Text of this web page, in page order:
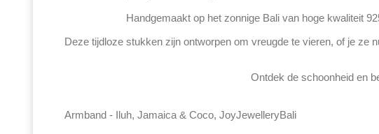
Handgemaakt op het zonnige Bali van hoge kwaliteit
Deze tijdloze stukken zijn ontworpen om vreugde te vieren, of je ze
Ontdek de schoonheid en
Armband - Iluh, Jamaica & Coco, JoyJewelleryBali